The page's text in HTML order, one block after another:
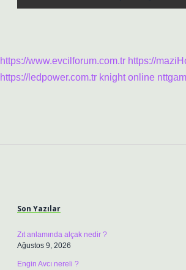
https://www.evcilforum.com.tr https://
https://ledpower.com.tr knight online
Son Yazılar
Zıt anlamında alçak nedir ?
Ağustos 9, 2026
Engin Avcı nereli ?